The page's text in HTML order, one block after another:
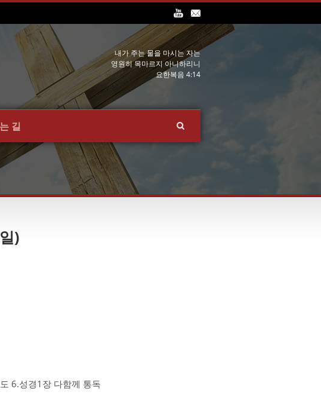
내가 주는 물을 마시는 자는
영원히 목마르지 아니하리니
요한복음 4:14
길
)
6.성경1장 다함께 통독